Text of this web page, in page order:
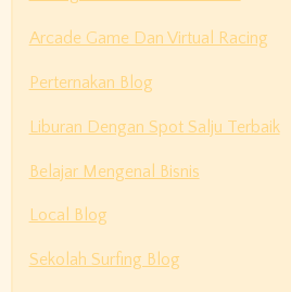
Arcade Game Dan Virtual Racing
Perternakan Blog
Liburan Dengan Spot Salju Terbaik
Belajar Mengenal Bisnis
Local Blog
Sekolah Surfing Blog